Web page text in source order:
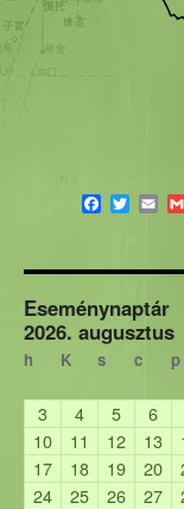
Facebook
Twitter
Eseménynaptár
2026. augusztus
h K s c p
3
4 5 6
10
11 12 13
17
18 19 20
24
25 26 27